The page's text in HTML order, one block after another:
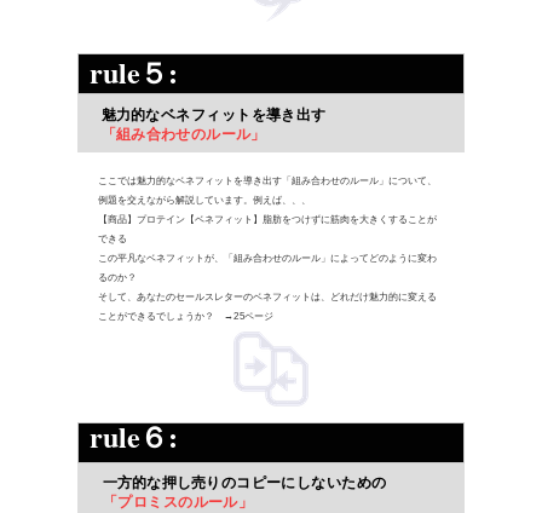
rule５:
魅力的なベネフィットを導き出す
「組み合わせのルール」
ここでは魅力的なベネフィットを導き出す「組み合わせのルール」について、
例題を交えながら解説しています。例えば、、、
【商品】プロテイン 【ベネフィット】脂肪をつけずに筋肉を大きくすることが
できる
この平凡なベネフィットが、「組み合わせのルール」によってどのように変わ
るのか？
そして、あなたのセールスレターのベネフィットは、どれだけ魅力的に変える
ことができるでしょうか？ →25ページ
rule６:
一方的な押し売りのコピーにしないための
「プロミスのルール」